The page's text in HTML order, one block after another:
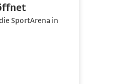
SportArena in